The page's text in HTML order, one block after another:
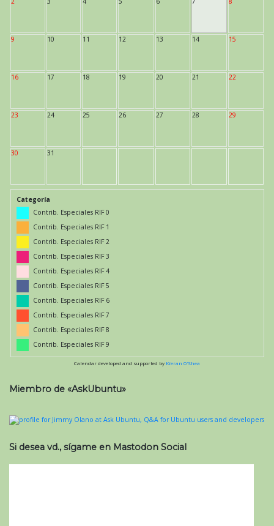
9 10 11 12 13 14 15
16 17 18 19 20 21 22
23 24 25 26 27 28 29
30 31
Categoría
Contrib. Especiales RIF 0
Contrib. Especiales RIF 1
Contrib. Especiales RIF 2
Contrib. Especiales RIF 3
Contrib. Especiales RIF 4
Contrib. Especiales RIF 5
Contrib. Especiales RIF 6
Contrib. Especiales RIF 7
Contrib. Especiales RIF 8
Contrib. Especiales RIF 9
Calendar developed and supported by Kieran O'Shea
Miembro de «AskUbuntu»
Si desea vd., sígame en Mastodon Social